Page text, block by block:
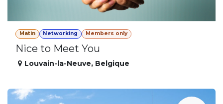
Matin Networking Members only
Nice to Meet You
Louvain-la-Neuve, Belgique